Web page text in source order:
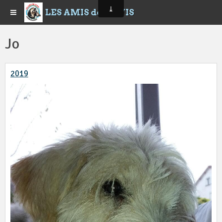
LES AMIS de LEWIS
Jo
2019